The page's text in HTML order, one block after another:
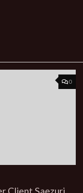
0
Client Saezuri